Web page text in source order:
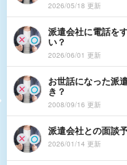
2026/05/18 更新
派遣会社に電話を
い？
2026/06/01 更新
お世話になった派
き？
2008/09/16 更新
派遣会社との面談
2026/01/14 更新